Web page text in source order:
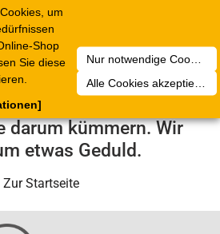
um
Shop
Sie diese
Nur notwendige Cookies akzeptieren
Alle Cookies akzeptieren
technischer Fehler
Service-Team wird
darum kümmern. Wir
etwas Geduld.
Zur Startseite